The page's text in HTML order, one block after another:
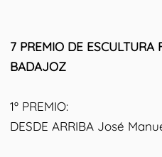
7 PREMIO DE ESCULTURA
BADAJOZ
1º PREMIO:
DESDE ARRIBA José